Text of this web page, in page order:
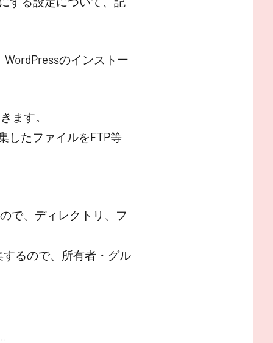
のインストー
ます。
したファイルをFTP等
で、ディレクトリ、フ
るので、所有者・グル